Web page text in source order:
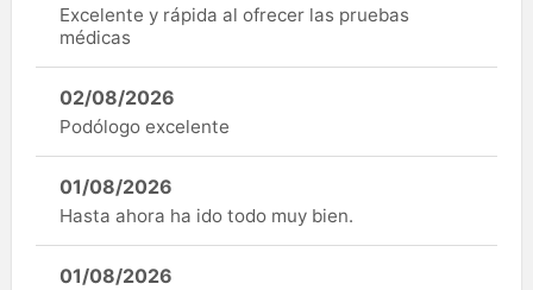
Excelente y rápida al ofrecer las pruebas
médicas
02/08/2026
Podólogo excelente
01/08/2026
Hasta ahora ha ido todo muy bien.
01/08/2026